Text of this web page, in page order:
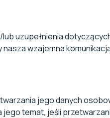
uzupełnienia
wzajemna
jego danych
temat, jeśli